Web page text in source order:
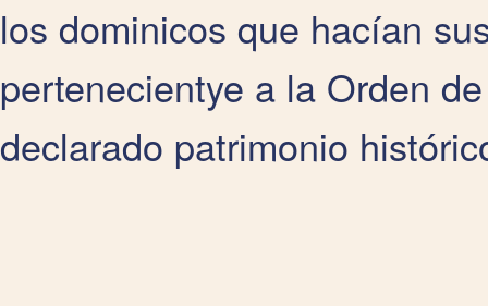
los dominicos que hacían
pertenecientye a la Orden
declarado patrimonio